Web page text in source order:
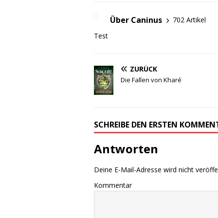
Über Caninus
702 Artikel
Test
ZURÜCK
Die Fallen von Kharé
SCHREIBE DEN ERSTEN
Antworten
Deine E-Mail-Adresse wird nicht
Kommentar